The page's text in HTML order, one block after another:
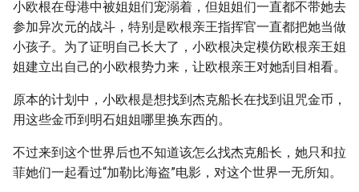
小欧根在母港中被姐姐们宠溺着，但姐姐们一直都不带她去
参加异次元的战斗，特别是欧根亲王指挥官一直都把她当做
小孩子。为了证明自己长大了，小欧根决定模仿欧根亲王姐
姐建立出自己的小欧根势力来，让欧根亲王对她刮目相看。
原本的计划中，小欧根是想找到杰克船长在找到诅咒金币，
用这些金币到明石姐姐哪里换东西的。
不过来到这个世界后也不知道该怎么找杰克船长，她只和拉
菲她们一起看过“加勒比海盗”电影，对这个世界一无所知。